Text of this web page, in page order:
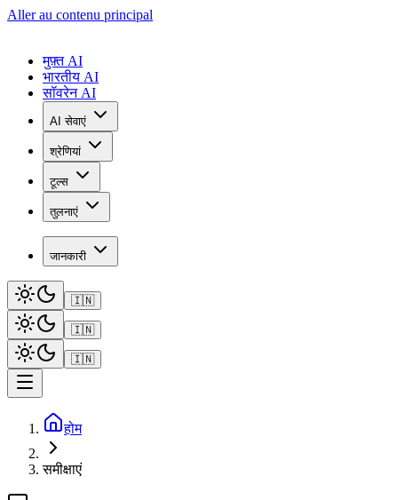
Aller au contenu principal
मुफ़्त AI
भारतीय AI
सॉवरेन AI
AI सेवाएं
श्रेणियां
टूल्स
तुलनाएं
जानकारी
🇮🇳
🇮🇳
🇮🇳
होम
समीक्षाएं